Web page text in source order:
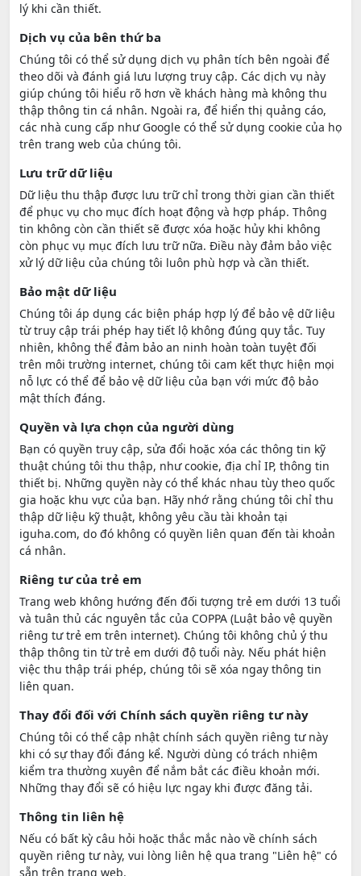
lý khi cần thiết.
Dịch vụ của bên thứ ba
Chúng tôi có thể sử dụng dịch vụ phân tích bên ngoài để
theo dõi và đánh giá lưu lượng truy cập. Các dịch vụ này
giúp chúng tôi hiểu rõ hơn về khách hàng mà không thu
thập thông tin cá nhân. Ngoài ra, để hiển thị quảng cáo,
các nhà cung cấp như Google có thể sử dụng cookie của họ
trên trang web của chúng tôi.
Lưu trữ dữ liệu
Dữ liệu thu thập được lưu trữ chỉ trong thời gian cần thiết
để phục vụ cho mục đích hoạt động và hợp pháp. Thông
tin không còn cần thiết sẽ được xóa hoặc hủy khi không
còn phục vụ mục đích lưu trữ nữa. Điều này đảm bảo việc
xử lý dữ liệu của chúng tôi luôn phù hợp và cần thiết.
Bảo mật dữ liệu
Chúng tôi áp dụng các biện pháp hợp lý để bảo vệ dữ liệu
từ truy cập trái phép hay tiết lộ không đúng quy tắc. Tuy
nhiên, không thể đảm bảo an ninh hoàn toàn tuyệt đối
trên môi trường internet, chúng tôi cam kết thực hiện mọi
nỗ lực có thể để bảo vệ dữ liệu của bạn với mức độ bảo
mật thích đáng.
Quyền và lựa chọn của người dùng
Bạn có quyền truy cập, sửa đổi hoặc xóa các thông tin kỹ
thuật chúng tôi thu thập, như cookie, địa chỉ IP, thông tin
thiết bị. Những quyền này có thể khác nhau tùy theo quốc
gia hoặc khu vực của bạn. Hãy nhớ rằng chúng tôi chỉ thu
thập dữ liệu kỹ thuật, không yêu cầu tài khoản tại
iguha.com, do đó không có quyền liên quan đến tài khoản
cá nhân.
Riêng tư của trẻ em
Trang web không hướng đến đối tượng trẻ em dưới 13 tuổi
và tuân thủ các nguyên tắc của COPPA (Luật bảo vệ quyền
riêng tư trẻ em trên internet). Chúng tôi không chủ ý thu
thập thông tin từ trẻ em dưới độ tuổi này. Nếu phát hiện
việc thu thập trái phép, chúng tôi sẽ xóa ngay thông tin
liên quan.
Thay đổi đối với Chính sách quyền riêng tư này
Chúng tôi có thể cập nhật chính sách quyền riêng tư này
khi có sự thay đổi đáng kể. Người dùng có trách nhiệm
kiểm tra thường xuyên để nắm bắt các điều khoản mới.
Những thay đổi sẽ có hiệu lực ngay khi được đăng tải.
Thông tin liên hệ
Nếu có bất kỳ câu hỏi hoặc thắc mắc nào về chính sách
quyền riêng tư này, vui lòng liên hệ qua trang "Liên hệ" có
sẵn trên trang web.